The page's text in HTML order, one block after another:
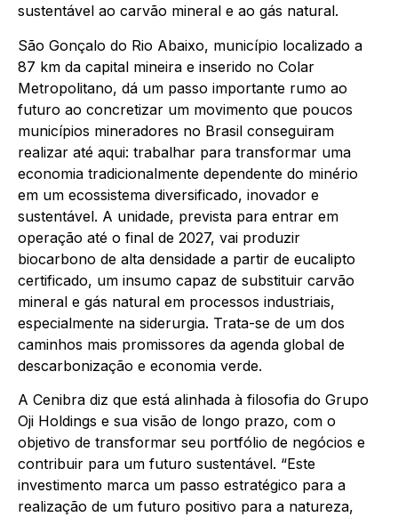
sustentável ao carvão mineral e ao gás natural.
São Gonçalo do Rio Abaixo, município localizado a
87 km da capital mineira e inserido no Colar
Metropolitano, dá um passo importante rumo ao
futuro ao concretizar um movimento que poucos
municípios mineradores no Brasil conseguiram
realizar até aqui: trabalhar para transformar uma
economia tradicionalmente dependente do minério
em um ecossistema diversificado, inovador e
sustentável. A unidade, prevista para entrar em
operação até o final de 2027, vai produzir
biocarbono de alta densidade a partir de eucalipto
certificado, um insumo capaz de substituir carvão
mineral e gás natural em processos industriais,
especialmente na siderurgia. Trata-se de um dos
caminhos mais promissores da agenda global de
descarbonização e economia verde.
A Cenibra diz que está alinhada à filosofia do Grupo
Oji Holdings e sua visão de longo prazo, com o
objetivo de transformar seu portfólio de negócios e
contribuir para um futuro sustentável. “Este
investimento marca um passo estratégico para a
realização de um futuro positivo para a natureza,